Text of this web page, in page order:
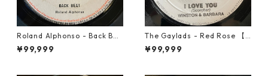
Roland Alphonso - Back Bea
t【7-21909】
¥99,999
The Gaylads - Red Rose 【7
-21853】
¥99,999